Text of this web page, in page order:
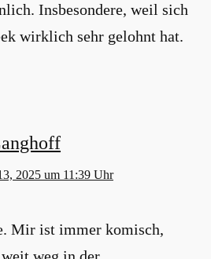
Insbesondere, weil sich
wirklich sehr gelohnt hat.
2025 um 11:39 Uhr
Mir ist immer komisch,